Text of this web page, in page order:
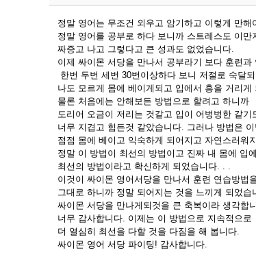
정말 영어는 무조건 외우고 암기하고 이렇게 만해
정말 영어를 공부로 하다 보니까 스트레스도 이만
짜증고 나고 그렇다고 큰 성과도 없었습니다.
이제 싸이몬 서당을 만나서 공부라기 보다 훈련과
한번 두번 세번 30번이상하다 보니 저절로 숙달
나도 모르게 몸에 베이게되고 입에서 흥을 거리
물론 처음에는 안해보든 방법으로 할려고 하니까
도리어 오금이 저리는 것같고 입이 어벙벙한 같
너무 지겹고 힘든것 같았습니다. 그러나 방법은
점점 몸에 베이고 익숙하게 되어지고 자연스러워
정말 이 방법이 최선의 방법이고 진짜 내 몸에 입
최선의 방법이라고 확신하게 되었습니다. . .
이것이 싸이몬 영어서당을 만나서 훈련 연습방법
그대로 하니까 정말 되어지는 것을 느끼게 되었습
싸이몬 서당을 만나게되것을 큰 축복이라 생각합
너무 감사합니다. 이제는 이 방법으로 지속적으로
더 열심히 최선을 다할 것을 다짐을 해 봅니다.
싸이몬 영어 서당 파이팅! 감사합니다.